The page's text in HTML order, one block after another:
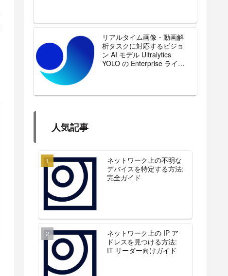
リアルタイム画像・動画解
析タスクに対応するビジョ
ン AI モデル Ultralytics
YOLO の Enterprise ライセ
人気記事
ネットワーク上の不明な
デバイスを特定する方法:
完全ガイド
ネットワーク上の IP ア
ドレスを見つける方法:
IT リーダー向けガイド